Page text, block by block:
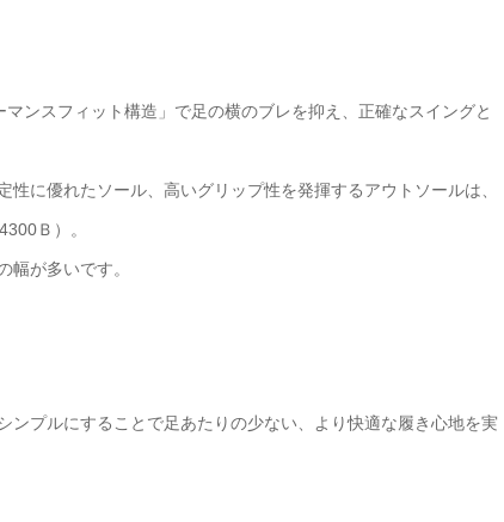
ンスフィット構造」で足の横のブレを抑え、正確なスイングと
に優れたソール、高いグリップ性を発揮するアウトソールは、
Ｂ）。
幅が多いです。
プルにすることで足あたりの少ない、より快適な履き心地を実